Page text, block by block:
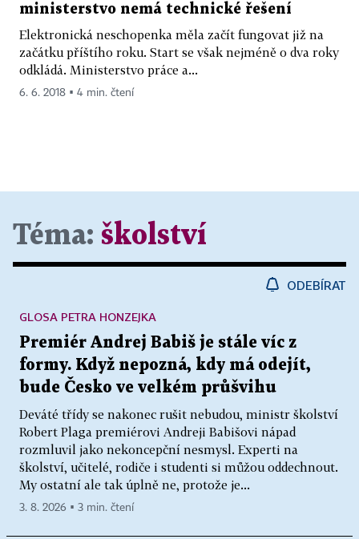
ministerstvo nemá technické řešení
Elektronická neschopenka měla začít fungovat již na
začátku příštího roku. Start se však nejméně o dva roky
odkládá. Ministerstvo práce a...
6. 6. 2018 ▪ 4 min. čtení
Téma: školství
ODEBÍRAT
Premiér Andrej Babiš je stále víc z
formy. Když nepozná, kdy má odejít,
bude Česko ve velkém průšvihu
Deváté třídy se nakonec rušit nebudou, ministr školství
Robert Plaga premiérovi Andreji Babišovi nápad
rozmluvil jako nekoncepční nesmysl. Experti na
školství, učitelé, rodiče i studenti si můžou oddechnout.
My ostatní ale tak úplně ne, protože je...
GLOSA PETRA HONZEJKA
3. 8. 2026 ▪ 3 min. čtení